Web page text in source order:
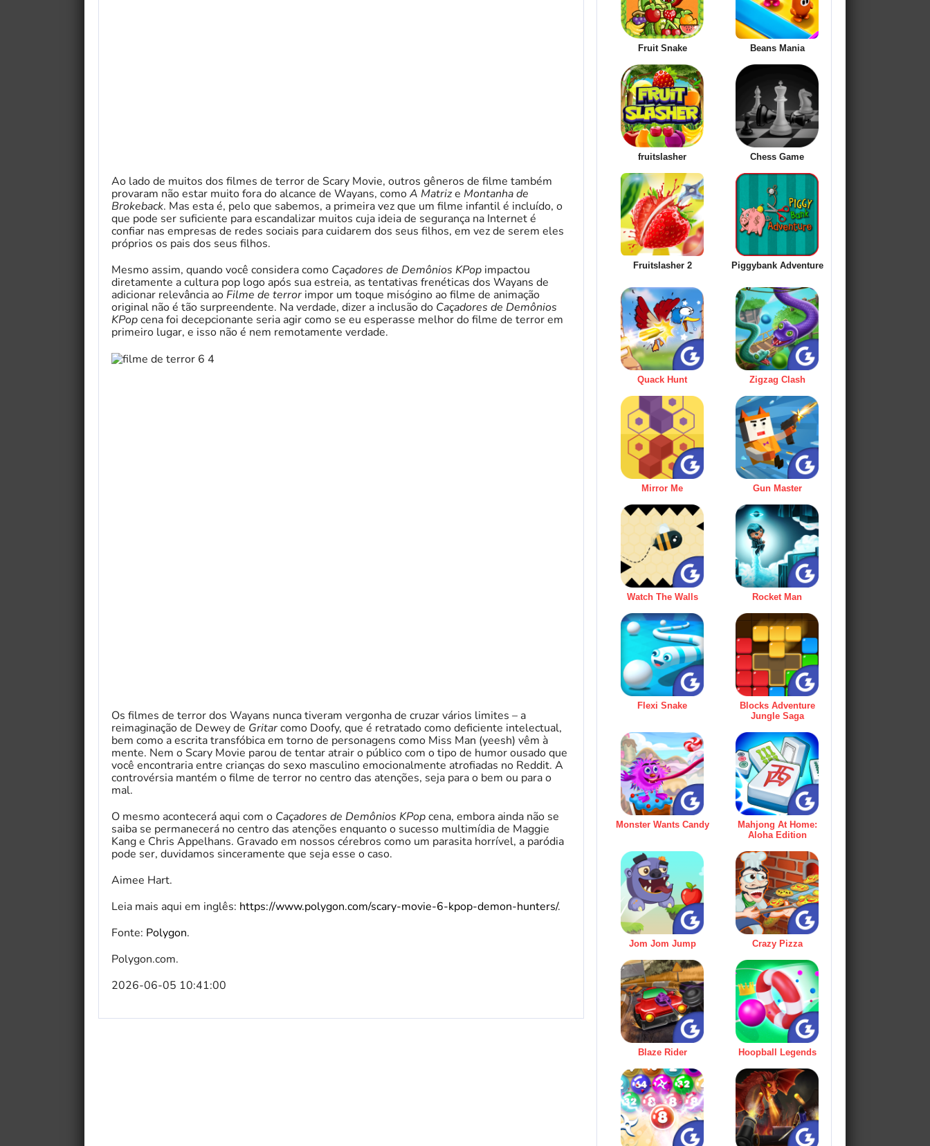
Ao lado de muitos dos filmes de terror de Scary Movie, outros gêneros de filme também
provaram não estar muito fora do alcance de Wayans, comoA Matrize Montanha de
Brokeback. Mas esta é, pelo que sabemos, a primeira vez que um filme infantil é incluído, o
que pode ser suficiente para escandalizar muitos cuja ideia de segurança na Internet é
confiar nas empresas de redes sociais para cuidarem dos seus filhos, em vez de serem eles
próprios os pais dos seus filhos.
Mesmo assim, quando você considera como Caçadores de Demônios KPop impactou
diretamente a cultura pop logo após sua estreia, as tentativas frenéticas dos Wayans de
adicionar relevância ao Filme de terror impor um toque misógino ao filme de animação
original não é tão surpreendente. Na verdade, dizer a inclusão do Caçadores de Demônios
KPopcena foi decepcionante seria agir como se eu esperasse melhor do filme de terror em
primeiro lugar, e isso não é nem remotamente verdade.
Os filmes de terror dos Wayans nunca tiveram vergonha de cruzar vários limites – a
reimaginação de Dewey de Gritarcomo Doofy, que é retratado como deficiente intelectual,
bem como a escrita transfóbica em torno de personagens como Miss Man (yeesh) vêm à
mente. Nem o Scary Movie parou de tentar atrair o público com o tipo de humor ousado que
você encontraria entre crianças do sexo masculino emocionalmente atrofiadas no Reddit. A
controvérsia mantém o filme de terror no centro das atenções, seja para o bem ou para o
mal.
O mesmo acontecerá aqui com o Caçadores de Demônios KPopcena, embora ainda não se
saiba se permanecerá no centro das atenções enquanto o sucesso multimídia de Maggie
Kang e Chris Appelhans. Gravado em nossos cérebros como um parasita horrível, a paródia
pode ser, duvidamos sinceramente que seja esse o caso.
Aimee Hart.
Leia mais aqui em inglês: https://www.polygon.com/scary-movie-6-kpop-demon-hunters/.
Fonte: Polygon.
Polygon.com.
2026-06-05 10:41:00
Fruit Snake Beans Mania
fruitslasher Chess Game
Fruitslasher 2 Piggybank Adventure
Quack Hunt Zigzag Clash
Mirror Me Gun Master
Watch The Walls Rocket Man
Flexi Snake
Blocks Adventure
Jungle Saga
Monster Wants Candy
Mahjong At Home:
Aloha Edition
Jom Jom Jump Crazy Pizza
Blaze Rider Hoopball Legends